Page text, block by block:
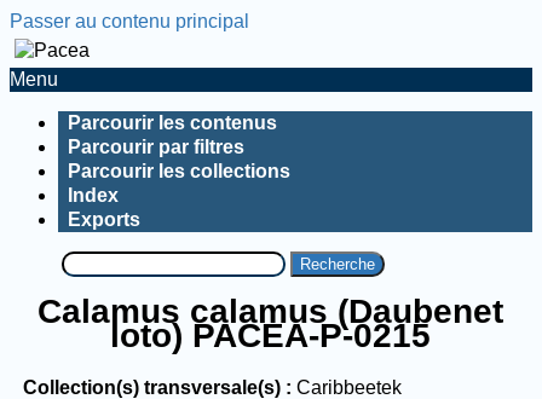
Passer au contenu principal
Menu
Parcourir les contenus
Parcourir par filtres
Parcourir les collections
Index
Exports
Recherche
Calamus calamus (Daubenet
loto) PACEA-P-0215
Collection(s) transversale(s)
Caribbeetek